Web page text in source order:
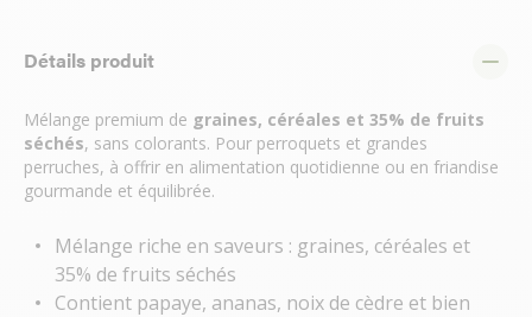
Détails produit
Mélange premium de graines, céréales et 35% de fruits
séchés, sans colorants. Pour perroquets et grandes
perruches, à offrir en alimentation quotidienne ou en friandise
gourmande et équilibrée.
Mélange riche en saveurs : graines, céréales et
35% de fruits séchés
Contient papaye, ananas, noix de cèdre et bien